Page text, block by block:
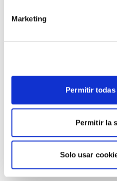
Marketing
Permitir
Permitir la
Solo usar